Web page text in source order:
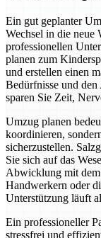
Ein gut geplanter
Wechsel in die neue
professionellen
planen zum
und erstellen einen
Bedürfnisse und
sparen Sie Zeit,
Umzug planen
koordinieren,
sicherzustellen.
Sie sich auf das
Abwicklung mit
Handwerkern oder
Unterstützung läuft
Ein professioneller
stressfrei und